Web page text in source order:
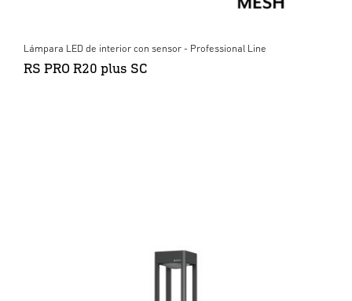
Lámpara LED de interior con sensor - Professional Line
RS PRO R20 plus SC